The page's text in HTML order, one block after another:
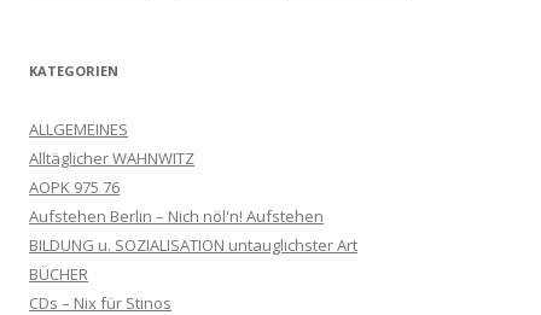
KATEGORIEN
ALLGEMEINES
Alltäglicher WAHNWITZ
AOPK 975 76
Aufstehen Berlin – Nich nöl'n! Aufstehen
BILDUNG u. SOZIALISATION untauglichster Art
BÜCHER
CDs – Nix für Stinos